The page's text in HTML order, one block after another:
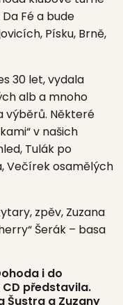
Fé a bude
Písku, Brně,
30 let, vydala
alb a mnoho
výběrů. Některé
v našich
Tulák po
Večírek osamělých
zpěv, Zuzana
Šerák – basa
i do
představila.
Šustra a Zuzany